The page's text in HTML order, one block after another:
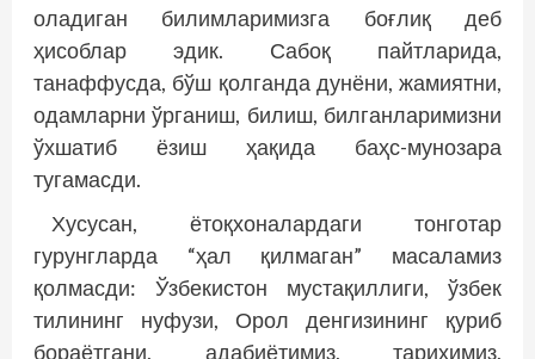
оладиган билимларимизга боғлиқ деб
ҳисоблар эдик. Сабоқ пайтларида,
танаффусда, бўш қолганда дунёни, жамиятни,
одамларни ўрганиш, билиш, билганларимизни
ўхшатиб ёзиш ҳақида баҳс-мунозара
тугамасди.
Хусусан, ётоқхоналардаги тонготар
гурунгларда “ҳал қилмаган” масаламиз
қолмасди: Ўзбекистон мустақиллиги, ўзбек
тилининг нуфузи, Орол денгизининг қуриб
бораётгани, адабиётимиз, тарихимиз,